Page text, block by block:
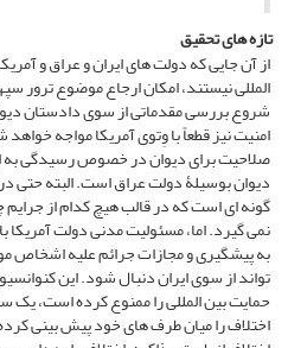
تازه های تحقیق
از آن جایی که دولت های ایران و عراق و
المللی نیستند، امکان ارجاع موضوع ترور
شروع بررسی مقدماتی از سوی دادستان
امنیت نیز قطعاً با وِتوی آمریکا مواجه
صلاحیت برای دیوان در خصوص رسیدگی
دیوان بوسیلۀ دولت عراق است. البته حتی
گونه ای است که در قالب هیچ کدام از
نمی گیرد. اما، مسئولیت مدنی دولت
تواند از سوی ایران دنبال شود. این
حمایت بین المللی را ممنوع کرده است،
اختلاف را میان طرف های خود پیش بینی